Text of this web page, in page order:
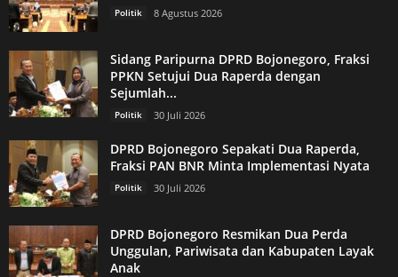
Politik 8 Agustus 2026
Sidang Paripurna DPRD Bojonegoro, Fraksi
PPKN Setujui Dua Raperda dengan
Sejumlah...
Politik 30 Juli 2026
DPRD Bojonegoro Sepakati Dua Raperda,
Fraksi PAN BNR Minta Implementasi Nyata
Politik 30 Juli 2026
DPRD Bojonegoro Resmikan Dua Perda
Unggulan, Pariwisata dan Kabupaten Layak
Anak